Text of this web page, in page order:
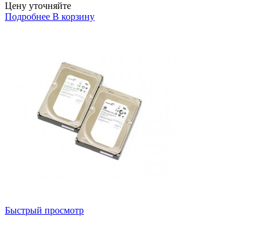
Цену уточняйте
Подробнее В корзину
Быстрый просмотр